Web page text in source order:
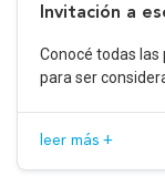
Invitación a
Conocé todas
para ser
leer más +